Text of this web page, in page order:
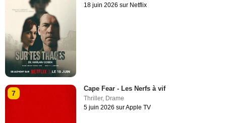
18 juin 2026 sur Netflix
7
Cape Fear - Les Nerfs à vif
Thriller, Drame
5 juin 2026 sur Apple TV